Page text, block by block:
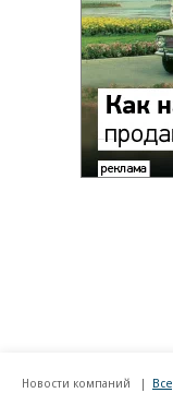
Новости компаний Все